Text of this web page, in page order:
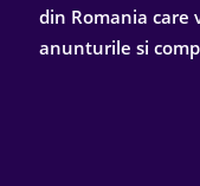
din Romania care
anunturile si